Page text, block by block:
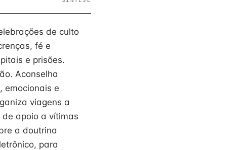
de culto
fé e
e prisões.
Aconselha
emocionais e
viagens a
apoio a vítimas
a doutrina
para